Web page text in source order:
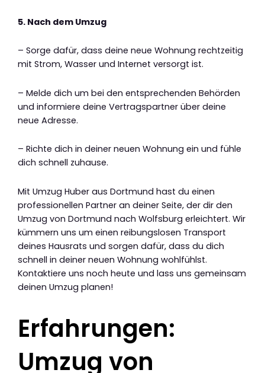
5. Nach dem Umzug
– Sorge dafür, dass deine neue Wohnung rechtzeitig
mit Strom, Wasser und Internet versorgt ist.
– Melde dich um bei den entsprechenden Behörden
und informiere deine Vertragspartner über deine
neue Adresse.
– Richte dich in deiner neuen Wohnung ein und fühle
dich schnell zuhause.
Mit Umzug Huber aus Dortmund hast du einen
professionellen Partner an deiner Seite, der dir den
Umzug von Dortmund nach Wolfsburg erleichtert. Wir
kümmern uns um einen reibungslosen Transport
deines Hausrats und sorgen dafür, dass du dich
schnell in deiner neuen Wohnung wohlfühlst.
Kontaktiere uns noch heute und lass uns gemeinsam
deinen Umzug planen!
Erfahrungen:
Umzug von